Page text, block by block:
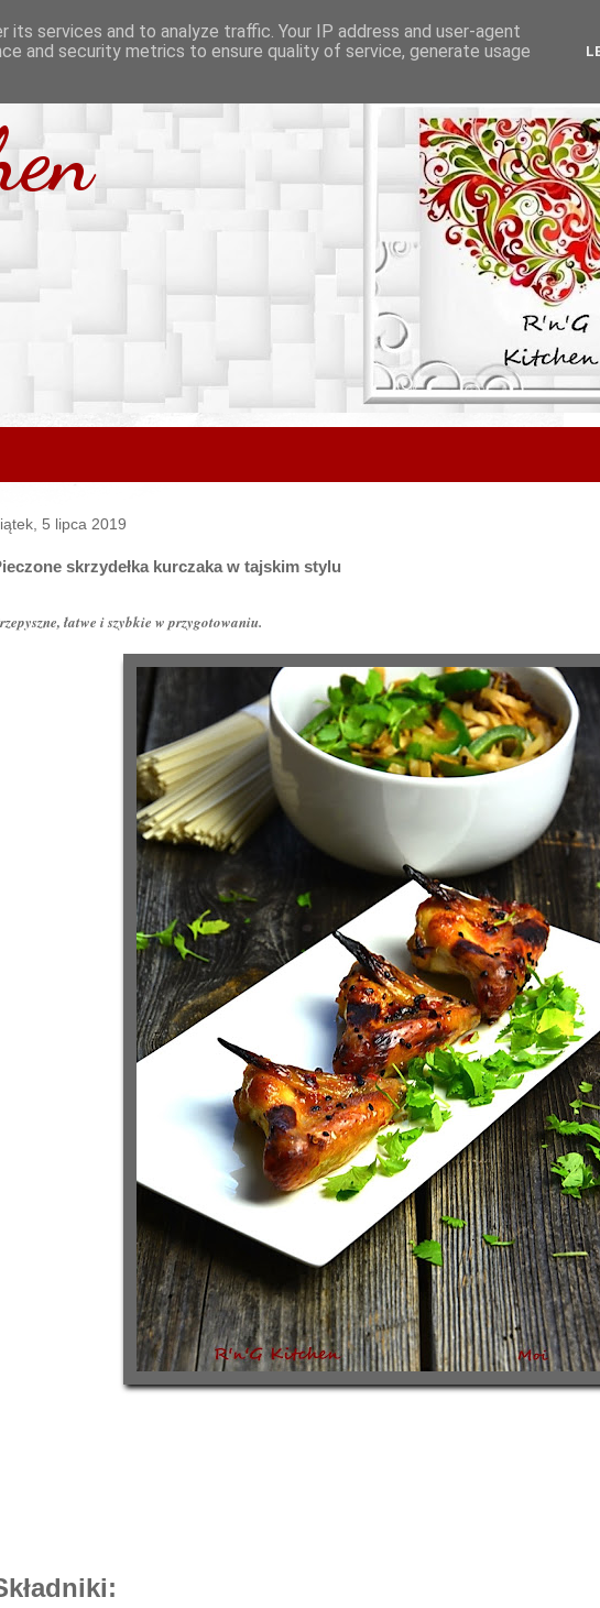
5 lipca 2019
skrzydełka kurczaka w tajskim stylu
łatwe i szybkie w przygotowaniu.
services and to analyze traffic. Your IP address and user-agent
and security metrics to ensure quality of service, generate usage